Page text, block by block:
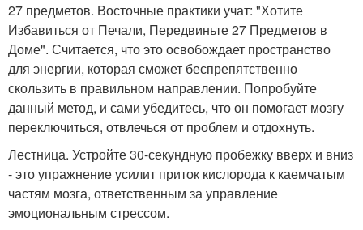
27 предметов. Восточные практики учат: "Хотите
Избавиться от Печали, Передвиньте 27 Предметов в
Доме". Считается, что это освобождает пространство
для энергии, которая сможет беспрепятственно
скользить в правильном направлении. Попробуйте
данный метод, и сами убедитесь, что он помогает мозгу
переключиться, отвлечься от проблем и отдохнуть.
Лестница. Устройте 30-секундную пробежку вверх и вниз
- это упражнение усилит приток кислорода к каемчатым
частям мозга, ответственным за управление
эмоциональным стрессом.